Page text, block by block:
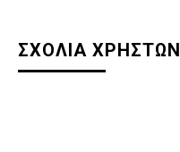
ΣΧΟΛΙΑ ΧΡΗΣΤΩΝ